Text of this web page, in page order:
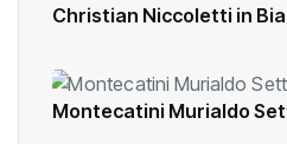
Christian Niccoletti in
Montecatini Murialdo